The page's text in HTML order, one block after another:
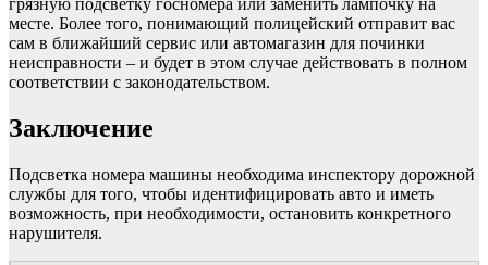
грязную подсветку госномера или заменить лампочку на
месте. Более того, понимающий полицейский отправит вас
сам в ближайший сервис или автомагазин для починки
неисправности – и будет в этом случае действовать в полном
соответствии с законодательством.
Заключение
Подсветка номера машины необходима инспектору дорожной
службы для того, чтобы идентифицировать авто и иметь
возможность, при необходимости, остановить конкретного
нарушителя.